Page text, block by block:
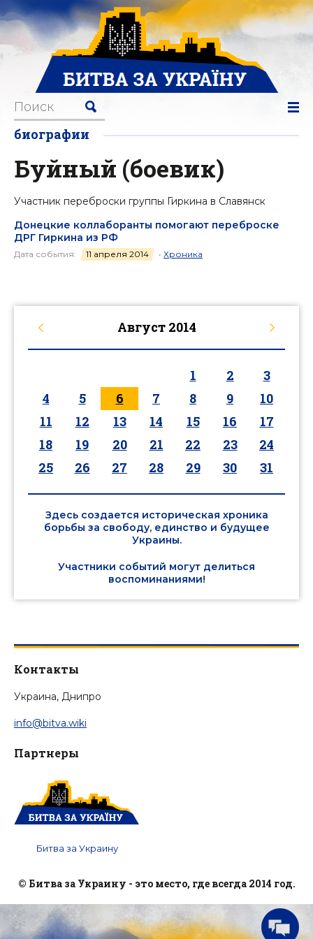
биографии
Буйный (боевик)
Участник переброски группы Гиркина в Славянск
Донецкие коллаборанты помогают переброске
ДРГ Гиркина из РФ
Дата события: 11 апреля 2014 • Хроника
Август 2014
1 2
3
4
5 6 7 8 9
10
11
12 13 14 15 16
17
18
19 20 21 22 23
24
25
26 27 28 29 30 31
Здесь создается историческая хроника
борьбы за свободу, единство и будущее
Украины.
Участники событий могут делиться
воспоминаниями!
Контакты
Украина, Днипро
info@bitva.wiki
Партнеры
Битва за Украину
© Битва за Украину - это место, где всегда 2014 год.